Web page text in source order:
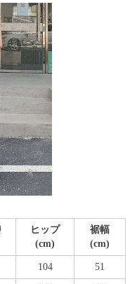
ヒップ
(cm)
裾幅
(cm)
104 51